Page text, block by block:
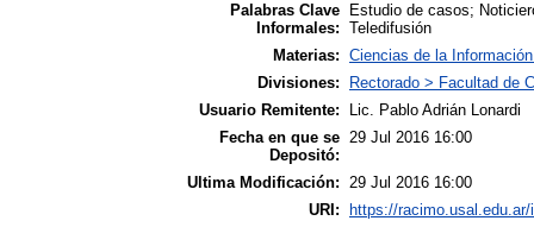
Palabras Clave
Informales:
Estudio de casos;
Teledifusión
Materias: Ciencias de la
Divisiones:
Rectorado > Facultad de
Usuario Remitente:
Lic. Pablo Adrián Lonardi
Fecha en que se
Depositó:
29 Jul 2016 16:00
Ultima Modificación: 29 Jul 2016 16:00
URI:
https://